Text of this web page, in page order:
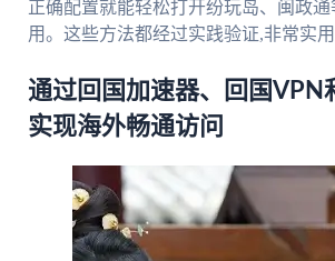
正确配置就能轻松打开纷玩岛、闽政
用。这些方法都经过实践验证,非常实用
通过回国加速器、回国VPN
实现海外畅通访问